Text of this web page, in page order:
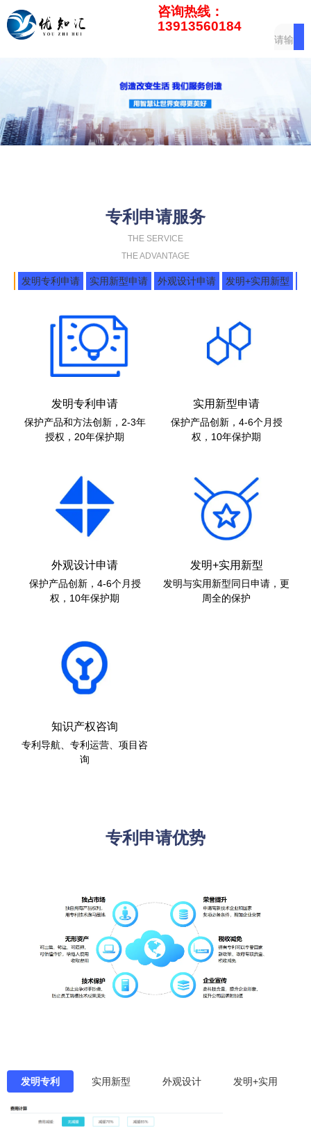
咨询热线：
13913560184
专利申请服务
THE SERVICE
THE ADVANTAGE
发明专利申请 实用新型申请 外观设计申请 发明+实用新型
发明专利申请
保护产品和方法创新，2-3年
授权，20年保护期
实用新型申请
保护产品创新，4-6个月授
权，10年保护期
外观设计申请
保护产品创新，4-6个月授
权，10年保护期
发明+实用新型
发明与实用新型同日申请，更
周全的保护
知识产权咨询
专利导航、专利运营、项目咨
询
专利申请优势
发明专利 实用新型 外观设计 发明+实用